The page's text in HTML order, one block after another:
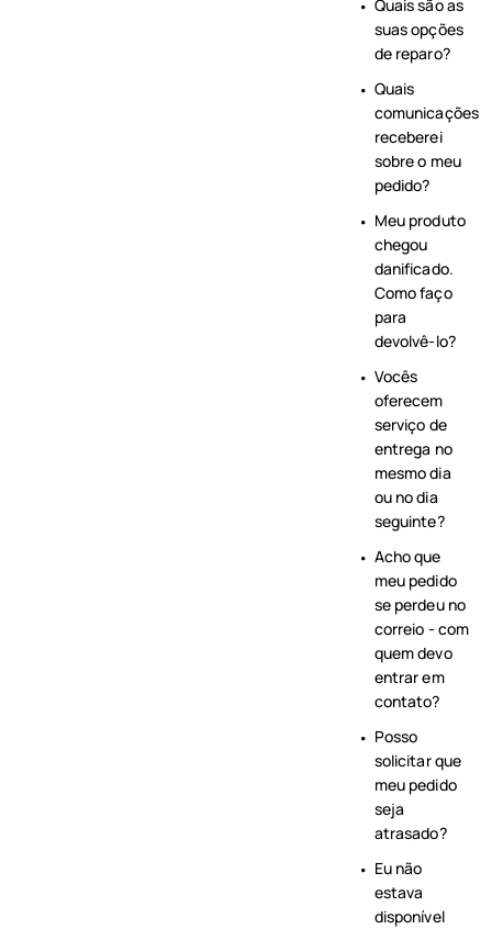
Quais são as
suas opções
de reparo?
Quais
comunicações
receberei
sobre o meu
pedido?
Meu produto
chegou
danificado.
Como faço
para
devolvê-lo?
Vocês
oferecem
serviço de
entrega no
mesmo dia
ou no dia
seguinte?
Acho que
meu pedido
se perdeu no
correio - com
quem devo
entrar em
contato?
Posso
solicitar que
meu pedido
seja
atrasado?
Eu não
estava
disponível